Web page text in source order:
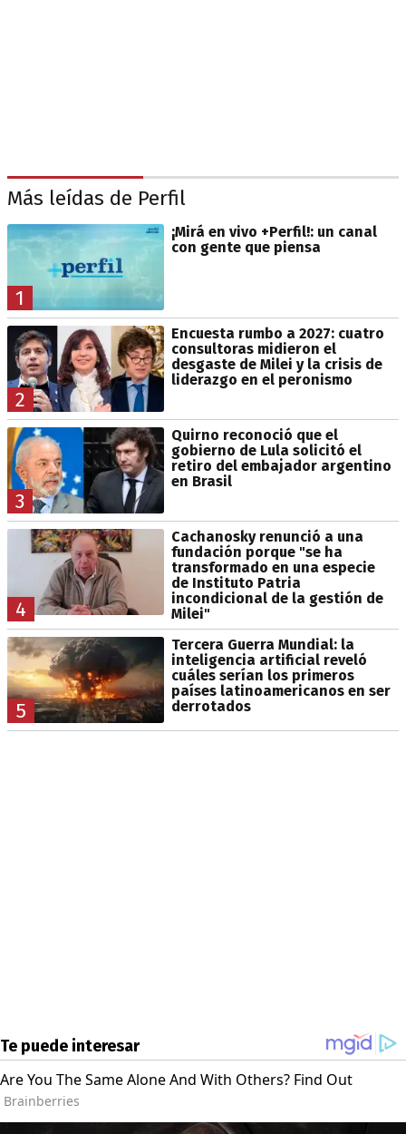
Más leídas de Perfil
1
¡Mirá en vivo +Perfil!: un canal
con gente que piensa
2
Encuesta rumbo a 2027: cuatro
consultoras midieron el
desgaste de Milei y la crisis de
liderazgo en el peronismo
3
Quirno reconoció que el
gobierno de Lula solicitó el
retiro del embajador argentino
en Brasil
4
Cachanosky renunció a una
fundación porque "se ha
transformado en una especie
de Instituto Patria
incondicional de la gestión de
Milei"
5
Tercera Guerra Mundial: la
inteligencia artificial reveló
cuáles serían los primeros
países latinoamericanos en ser
derrotados